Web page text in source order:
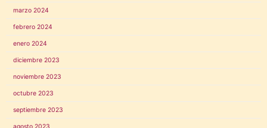
marzo 2024
febrero 2024
enero 2024
diciembre 2023
noviembre 2023
octubre 2023
septiembre 2023